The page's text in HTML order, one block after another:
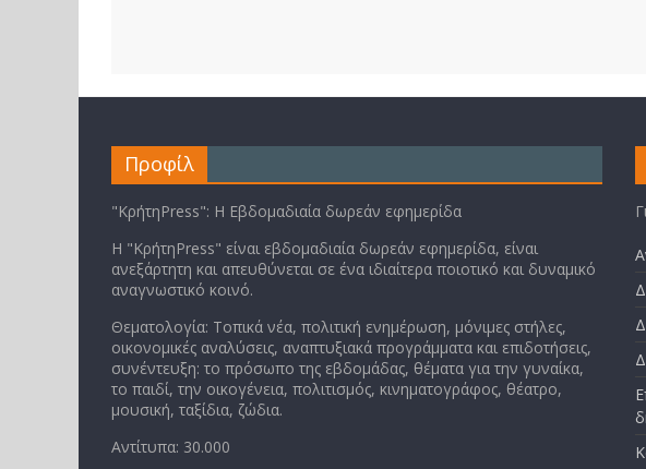
Προφίλ
"ΚρήτηPress": Η Εβδομαδιαία δωρεάν εφημερίδα
Η "ΚρήτηPress" είναι εβδομαδιαία δωρεάν εφημερίδα, είναι
ανεξάρτητη και απευθύνεται σε ένα ιδιαίτερα ποιοτικό και δυναμικό
αναγνωστικό κοινό.
Θεματολογία: Τοπικά νέα, πολιτική ενημέρωση, μόνιμες στήλες,
οικονομικές αναλύσεις, αναπτυξιακά προγράμματα και επιδοτήσεις,
συνέντευξη: το πρόσωπο της εβδομάδας, θέματα για την γυναίκα,
το παιδί, την οικογένεια, πολιτισμός, κινηματογράφος, θέατρο,
μουσική, ταξίδια, ζώδια.
Αντίτυπα: 30.000